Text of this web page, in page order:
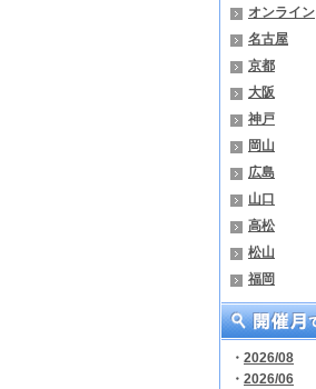
オンライン
名古屋
京都
大阪
神戸
岡山
広島
山口
高松
松山
福岡
・ 2026/08
・ 2026/06